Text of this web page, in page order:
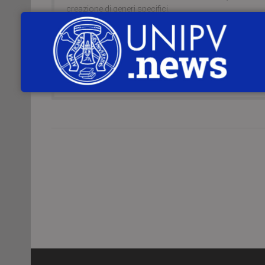
creazione di generi specifici.
CONTINUA A LEGGERE
Servizio Comunicazione